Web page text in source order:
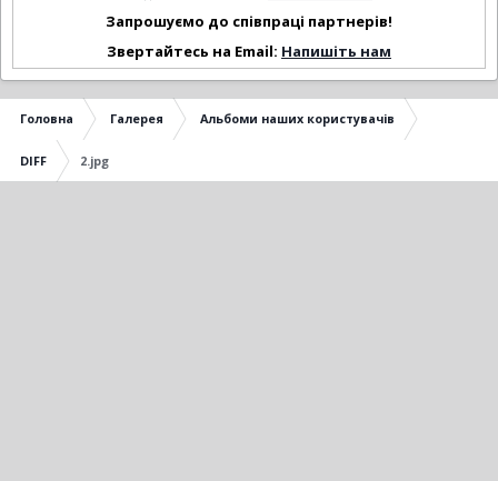
Запрошуємо до співпраці партнерів!
Звертайтесь на Email: Напишіть нам
Головна Галерея Альбоми наших користувачів
DIFF 2.jpg